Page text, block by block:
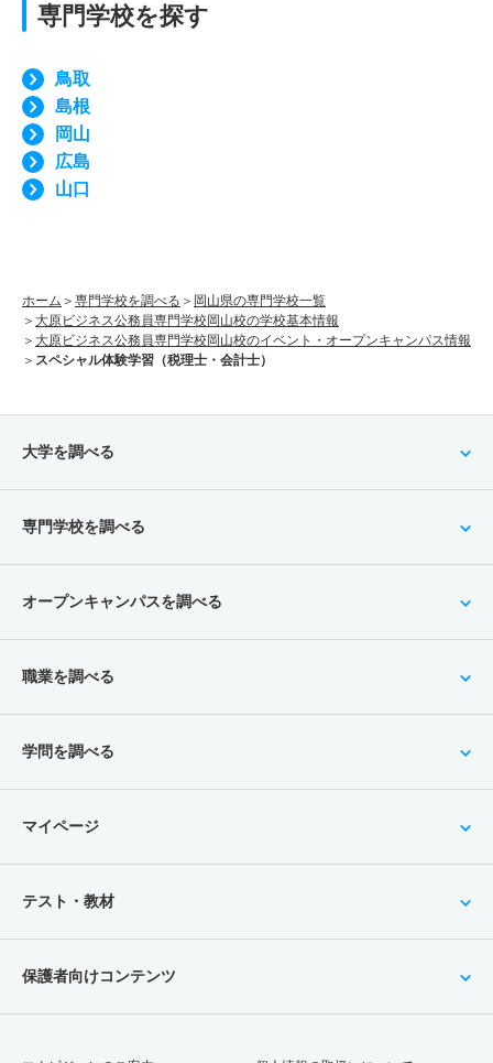
専門学校を探す
鳥取
島根
岡山
広島
山口
ホーム 専門学校を調べる
岡山県の専門学校一覧
大原ビジネス公務員専門学校岡山校の学校基本情報
大原ビジネス公務員専門学校岡山校のイベント・オープンキャンパス情報
スペシャル体験学習（税理士・会計士）
大学を調べる
専門学校を調べる
オープンキャンパスを調べる
職業を調べる
学問を調べる
マイページ
テスト・教材
保護者向けコンテンツ